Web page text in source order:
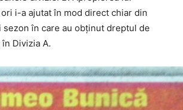
i-a ajutat în mod direct chiar din
în care au obţinut dreptul de
Divizia A.